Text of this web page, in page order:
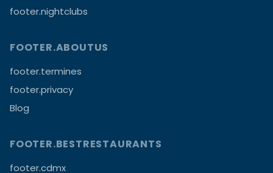
footer.nightclubs
FOOTER.ABOUTUS
footer.termines
footer.privacy
Blog
FOOTER.BESTRESTAURANTS
footer.cdmx